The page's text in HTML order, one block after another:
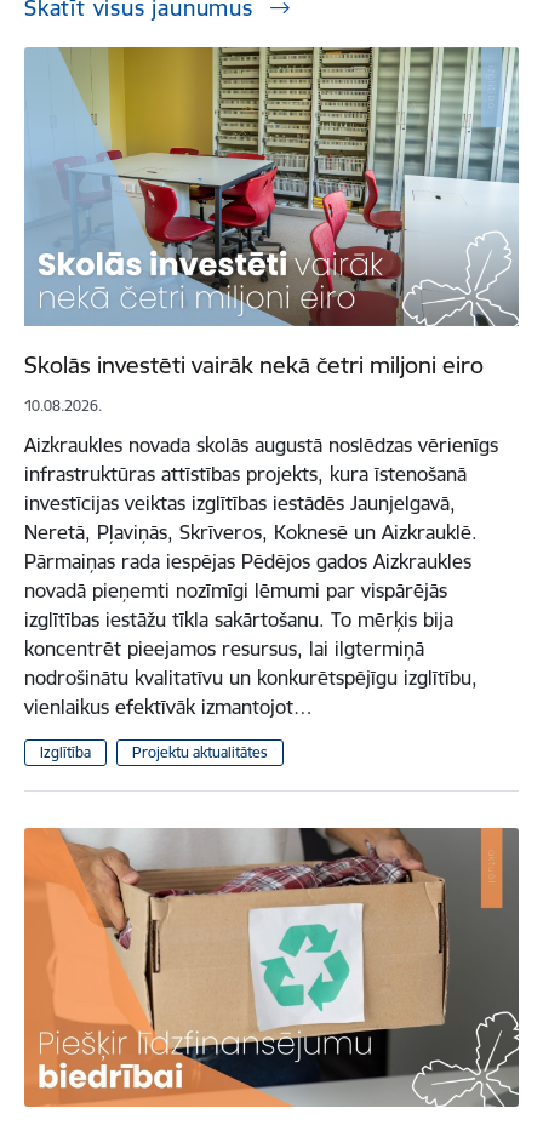
Skatīt visus jaunumus
Skolās investēti vairāk nekā četri miljoni eiro
10.08.2026.
Aizkraukles novada skolās augustā noslēdzas vērienīgs
infrastruktūras attīstības projekts, kura īstenošanā
investīcijas veiktas izglītības iestādēs Jaunjelgavā,
Neretā, Pļaviņās, Skrīveros, Koknesē un Aizkrauklē.
Pārmaiņas rada iespējas Pēdējos gados Aizkraukles
novadā pieņemti nozīmīgi lēmumi par vispārējās
izglītības iestāžu tīkla sakārtošanu. To mērķis bija
koncentrēt pieejamos resursus, lai ilgtermiņā
nodrošinātu kvalitatīvu un konkurētspējīgu izglītību,
vienlaikus efektīvāk izmantojot…
Izglītība Projektu aktualitātes